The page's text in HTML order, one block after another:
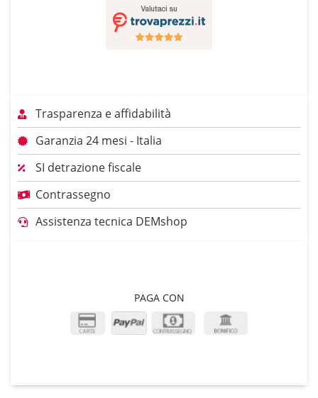
Trasparenza e affidabilità
Garanzia 24 mesi - Italia
SI detrazione fiscale
Contrassegno
Assistenza tecnica DEMshop
PAGA CON